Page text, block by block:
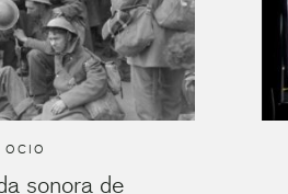
OCIO
sonora de